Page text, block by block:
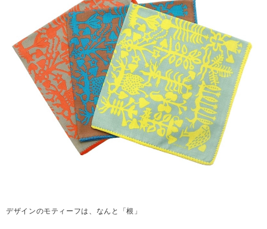
デザインのモティーフは、なんと「根」